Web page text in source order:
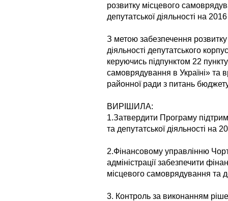
розвитку місцевого
депутатської діяльності на 2016
З метою забезпечення розвитку
діяльності депутатського
керуючись підпунктом 22
самоврядування в Україні» та
районної ради з питань
ВИРІШИЛА:
1.Затвердити Програму
та депутатської діяльності на
2.Фінансовому управлінню
адміністрації забезпечити
місцевого самоврядування та
3. Контроль за виконанням